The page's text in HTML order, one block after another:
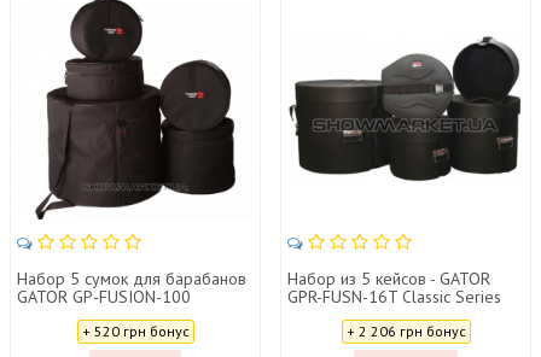
Набор 5 сумок для барабанов
GATOR GP-FUSION-100
+ 520 грн бонус
Набор из 5 кейсов - GATOR
GPR-FUSN-16T Classic Series
Case Set Fusion
+ 2 206 грн бонус